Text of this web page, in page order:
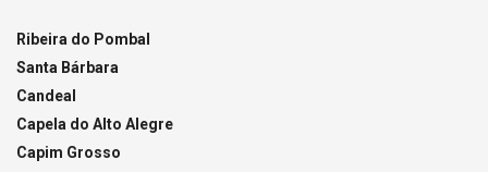
Ribeira do Pombal
Santa Bárbara
Candeal
Capela do Alto Alegre
Capim Grosso